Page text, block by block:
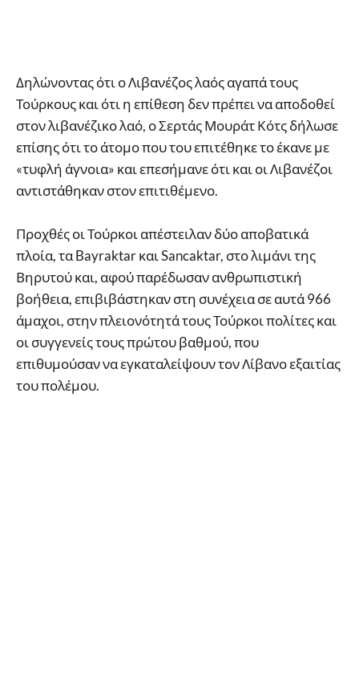
Δηλώνοντας ότι ο Λιβανέζος λαός αγαπά τους
Τούρκους και ότι η επίθεση δεν πρέπει να αποδοθεί
στον λιβανέζικο λαό, ο Σερτάς Μουράτ Κότς δήλωσε
επίσης ότι το άτομο που του επιτέθηκε το έκανε με
«τυφλή άγνοια» και επεσήμανε ότι και οι Λιβανέζοι
αντιστάθηκαν στον επιτιθέμενο.
Προχθές οι Τούρκοι απέστειλαν δύο αποβατικά
πλοία, τα Bayraktar και Sancaktar, στο λιμάνι της
Βηρυτού και, αφού παρέδωσαν ανθρωπιστική
βοήθεια, επιβιβάστηκαν στη συνέχεια σε αυτά 966
άμαχοι, στην πλειονότητά τους Τούρκοι πολίτες και
οι συγγενείς τους πρώτου βαθμού, που
επιθυμούσαν να εγκαταλείψουν τον Λίβανο εξαιτίας
του πολέμου.